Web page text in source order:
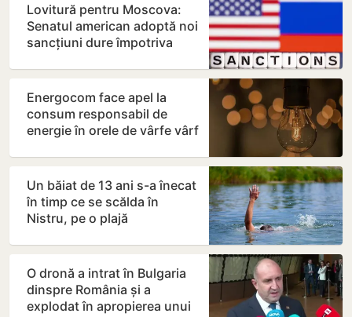
Lovitură pentru Moscova:
Senatul american adoptă noi
sancțiuni dure împotriva
Energocom face apel la
consum responsabil de
energie în orele de vârfe vârf
Un băiat de 13 ani s-a înecat
în timp ce se scălda în
Nistru, pe o plajă
O dronă a intrat în Bulgaria
dinspre România și a
explodat în apropierea unui